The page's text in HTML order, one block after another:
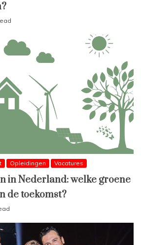
Opleidingen Vacatures
in Nederland: welke groene
de toekomst?